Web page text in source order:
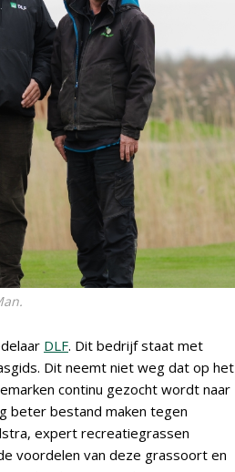
DLF. Dit bedrijf staat met
Dit neemt niet weg dat op het
continu gezocht wordt naar
beter bestand maken tegen
expert recreatiegrassen
voordelen van deze grassoort en